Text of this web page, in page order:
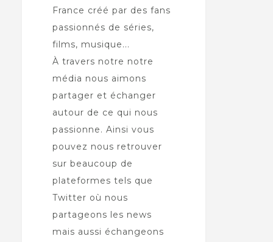
France créé par des fans
passionnés de séries,
films, musique...
À travers notre notre
média nous aimons
partager et échanger
autour de ce qui nous
passionne. Ainsi vous
pouvez nous retrouver
sur beaucoup de
plateformes tels que
Twitter où nous
partageons les news
mais aussi échangeons